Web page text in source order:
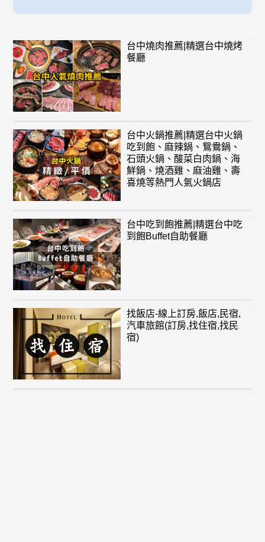
台中燒肉推薦|精選台中燒烤
餐廳
台中火鍋推薦|精選台中火鍋
吃到飽、麻辣鍋、鴛鴦鍋、
石頭火鍋、酸菜白肉鍋、海
鮮鍋、燒酒雞、麻油雞、壽
喜燒等熱門人氣火鍋店
台中吃到飽推薦|精選台中吃
到飽Buffet自助餐廳
找飯店-線上訂房,飯店,民宿,
汽車旅館(訂房,找住宿,找民
宿)